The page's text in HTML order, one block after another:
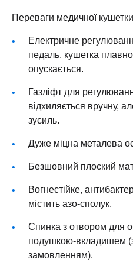
Переваги медичної
Електричне
педаль, кушетка
опускається.
Газліфт для
відхиляється вручну,
зусиль.
Дуже міцна металева
Безшовний плоский
Вогнестійке,
містить азо‑сполук.
Спинка з отвором для
подушкою‑вкладишем
замовленням).